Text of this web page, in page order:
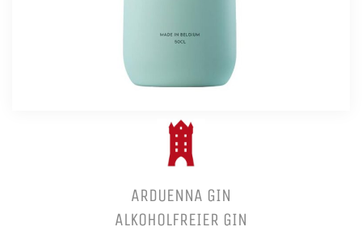
ARDUENNA GIN
ALKOHOLFREIER GIN